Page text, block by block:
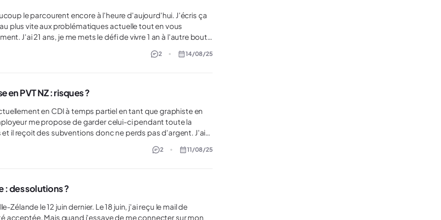
le parcourent encore à l'heure d'aujourd'hui. J'écris ça
bout
le climat, qui m'est anxiogène, de la France, et apprendre à
points, plus ou moins introspectifs. Il faut noter, et je
vite arrivé à court de sous. S'en est suivi un trip
2 14/08/25
en PVT NZ : risques ?
question... Avez vous des retours sur ce
cumuler ces deux statuts ?
2 11/08/25
: des solutions ?
acceptée. Mais quand j'essaye de me connecter sur mon